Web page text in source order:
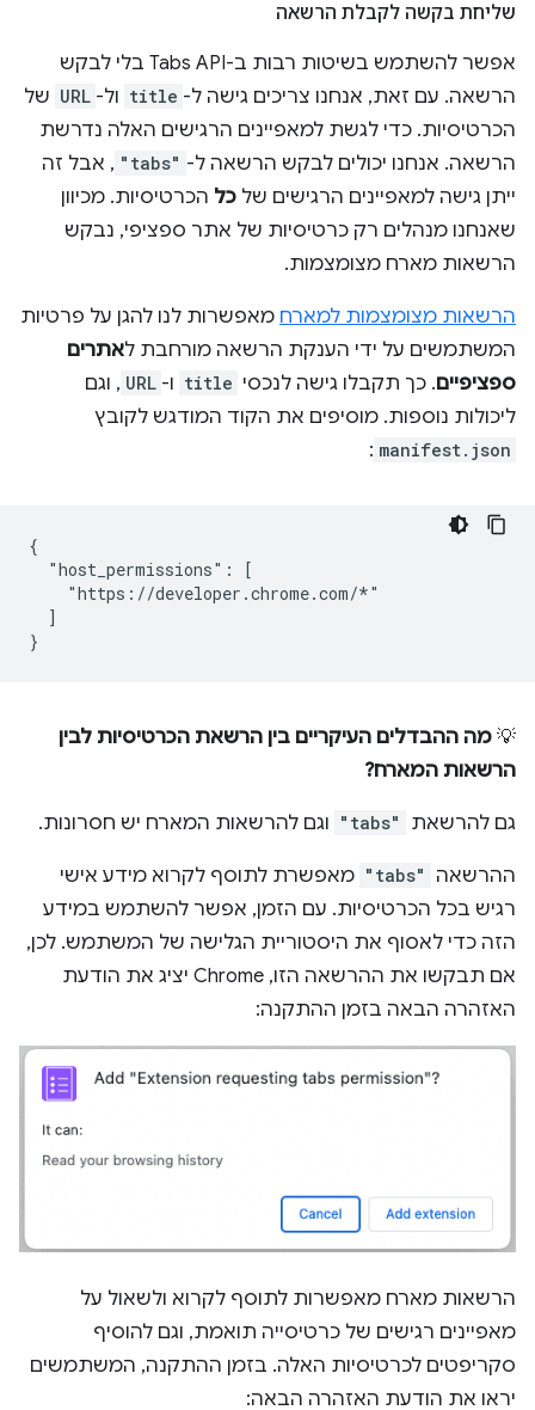
שליחת בקשה לקבלת הרשאה
אפשר להשתמש בשיטות רבות ב-Tabs API בלי לבקש
הרשאה. עם זאת, אנחנו צריכים גישה ל- title ול- URL של
הכרטיסיות. כדי לגשת למאפיינים הרגישים האלה נדרשת
הרשאה. אנחנו יכולים לבקש הרשאה ל- "tabs" , אבל זה
ייתן גישה למאפיינים הרגישים של כל הכרטיסיות. מכיוון
שאנחנו מנהלים רק כרטיסיות של אתר ספציפי, נבקש
הרשאות מארח מצומצמות.
הרשאות מצומצמות למארח מאפשרות לנו להגן על פרטיות
המשתמשים על ידי הענקת הרשאה מורחבת לאתרים
ספציפיים. כך תקבלו גישה לנכסי title ו- URL , וגם
ליכולות נוספות. מוסיפים את הקוד המודגש לקובץ
manifest.json
:
{
  "host_permissions": [
    "https://developer.chrome.com/*"
  ]
💡 מה ההבדלים העיקריים בין הרשאת הכרטיסיות לבין
הרשאות המארח?
גם להרשאת "tabs" וגם להרשאות המארח יש חסרונות.
ההרשאה "tabs" מאפשרת לתוסף לקרוא מידע אישי
רגיש בכל הכרטיסיות. עם הזמן, אפשר להשתמש במידע
הזה כדי לאסוף את היסטוריית הגלישה של המשתמש. לכן,
אם תבקשו את ההרשאה הזו, Chrome יציג את הודעת
האזהרה הבאה בזמן ההתקנה:
הרשאות מארח מאפשרות לתוסף לקרוא ולשאול על
מאפיינים רגישים של כרטיסייה תואמת, וגם להוסיף
סקריפטים לכרטיסיות האלה. בזמן ההתקנה, המשתמשים
יראו את הודעת האזהרה הבאה: